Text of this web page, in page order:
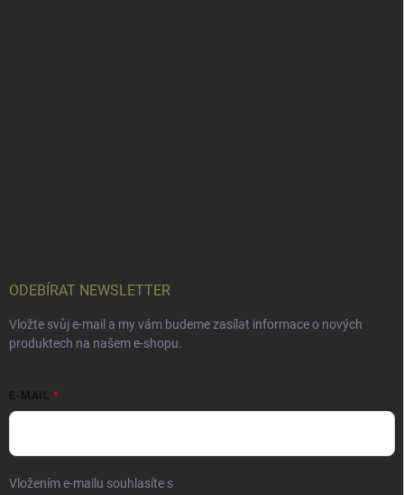
ODEBÍRAT NEWSLETTER
Vložte svůj e-mail a my vám budeme zasílat informace o nových
produktech na našem e-shopu.
E-MAIL
Vložením e-mailu souhlasíte s